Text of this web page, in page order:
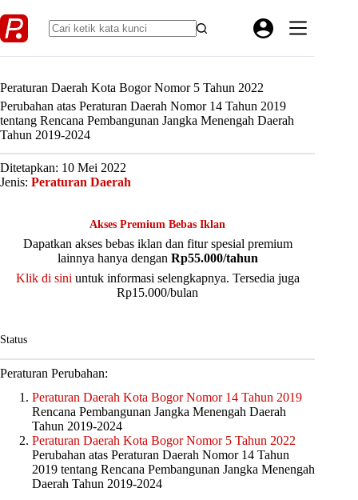
to
content
Peraturan Daerah Kota Bogor Nomor 5 Tahun 2022
Perubahan atas Peraturan Daerah Nomor 14 Tahun 2019
tentang Rencana Pembangunan Jangka Menengah Daerah
Tahun 2019-2024
Ditetapkan: 10 Mei 2022
Jenis: Peraturan Daerah
Akses Premium Bebas Iklan
Dapatkan akses bebas iklan dan fitur spesial premium
lainnya hanya dengan Rp55.000/tahun
Klik di sini untuk informasi selengkapnya. Tersedia juga
Rp15.000/bulan
Status
Peraturan Perubahan:
Peraturan Daerah Kota Bogor Nomor 14 Tahun 2019
Rencana Pembangunan Jangka Menengah Daerah
Tahun 2019-2024
Peraturan Daerah Kota Bogor Nomor 5 Tahun 2022
Perubahan atas Peraturan Daerah Nomor 14 Tahun
2019 tentang Rencana Pembangunan Jangka Menengah
Daerah Tahun 2019-2024